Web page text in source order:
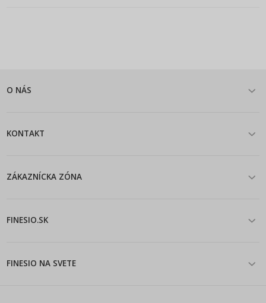
O NÁS
KONTAKT
ZÁKAZNÍCKA ZÓNA
FINESIO.SK
FINESIO NA SVETE